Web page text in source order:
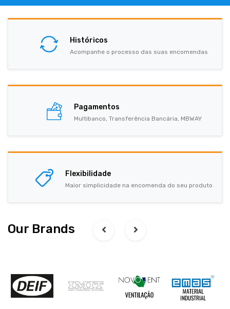
Históricos
Acompanhe o processo das suas encomendas
Pagamentos
Multibanco, Transferência Bancária, MBWAY
Flexibilidade
Maior simplicidade na encomenda do seu produto
Our Brands